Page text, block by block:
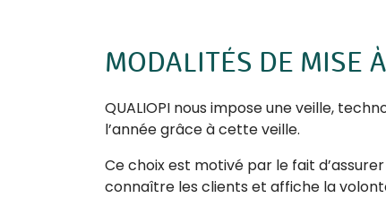
MODALITÉS DE MISE
QUALIOPI nous impose une veille,
l’année grâce à cette veille.
Ce choix est motivé par le fait
connaître les clients et affiche la